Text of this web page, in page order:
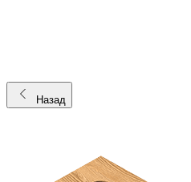
Назад